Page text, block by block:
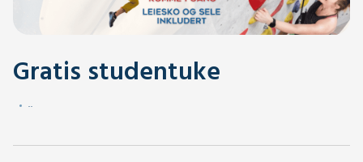
Gratis studentuke
..